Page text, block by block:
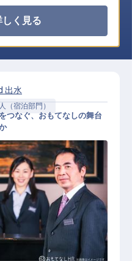
しく見る
（宿泊部門）
Yard 出水】運営マ
出水
つなぐ、おもてなしの舞台